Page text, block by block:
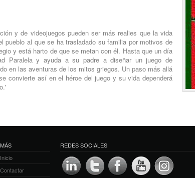
y de videojuegos pueden ser más realies que la vida
pueblo al que se ha trasladado su familia por motivos de
y está harto de que se metan con él. Hasta que un día
Paralela y ayuda a su padre a diseñar un juego de
en las aventuras de los mitos griegos. Un paso más allá
convierte así en el héroe del juego y su vida dependerá
MÁS
Inicio
Contactar
REDES SOCIALES